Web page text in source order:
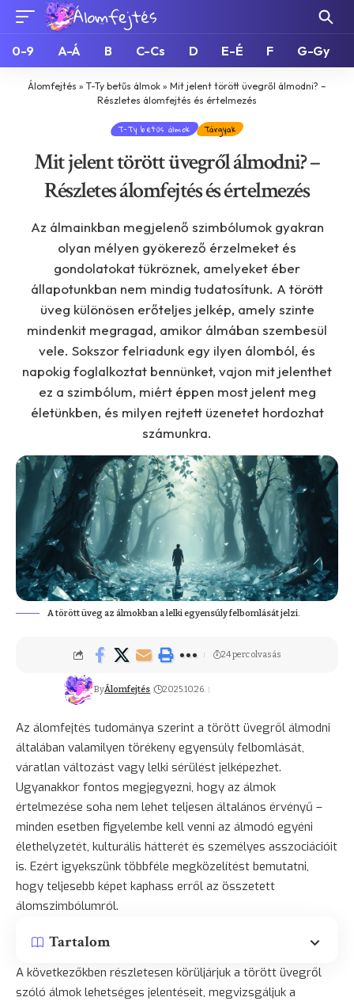
0-9 A-Á B C-Cs D E-É F G-Gy
Álomfejtés » T-Ty betűs álmok » Mit jelent törött üvegről álmodni? –
Részletes álomfejtés és értelmezés
T-Ty betűs álmok Tárgyak
Mit jelent törött üvegről álmodni? –
Részletes álomfejtés és értelmezés
Az álmainkban megjelenő szimbólumok gyakran
olyan mélyen gyökerező érzelmeket és
gondolatokat tükröznek, amelyeket éber
állapotunkban nem mindig tudatosítunk. A törött
üveg különösen erőteljes jelkép, amely szinte
mindenkit megragad, amikor álmában szembesül
vele. Sokszor felriadunk egy ilyen álomból, és
napokig foglalkoztat bennünket, vajon mit jelenthet
ez a szimbólum, miért éppen most jelent meg
életünkben, és milyen rejtett üzenetet hordozhat
számunkra.
A törött üveg az álmokban a lelki egyensúly felbomlását jelzi.
ByÁlomfejtés 2025.10.26.
24 perc olvasás
Az álomfejtés tudománya szerint a törött üvegről álmodni
általában valamilyen törékeny egyensúly felbomlását,
váratlan változást vagy lelki sérülést jelképezhet.
Ugyanakkor fontos megjegyezni, hogy az álmok
értelmezése soha nem lehet teljesen általános érvényű –
minden esetben figyelembe kell venni az álmodó egyéni
élethelyzetét, kulturális hátterét és személyes asszociációit
is. Ezért igyekszünk többféle megközelítést bemutatni,
hogy teljesebb képet kaphass erről az összetett
álomszimbólumról.
Tartalom
A következőkben részletesen körüljárjuk a törött üvegről
szóló álmok lehetséges jelentéseit, megvizsgáljuk a